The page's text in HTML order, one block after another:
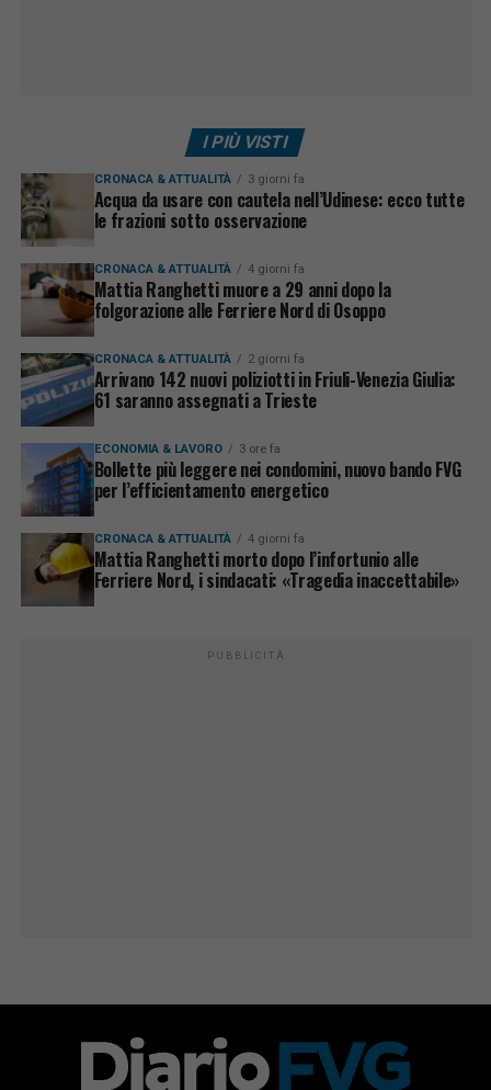
I PIÙ VISTI
CRONACA & ATTUALITÀ 3 giorni fa
Acqua da usare con cautela nell’Udinese: ecco tutte
le frazioni sotto osservazione
CRONACA & ATTUALITÀ 4 giorni fa
Mattia Ranghetti muore a 29 anni dopo la
folgorazione alle Ferriere Nord di Osoppo
CRONACA & ATTUALITÀ 2 giorni fa
Arrivano 142 nuovi poliziotti in Friuli-Venezia Giulia:
61 saranno assegnati a Trieste
ECONOMIA & LAVORO 3 ore fa
Bollette più leggere nei condomini, nuovo bando FVG
per l’efficientamento energetico
CRONACA & ATTUALITÀ 4 giorni fa
Mattia Ranghetti morto dopo l’infortunio alle
Ferriere Nord, i sindacati: «Tragedia inaccettabile»
PUBBLICITÀ